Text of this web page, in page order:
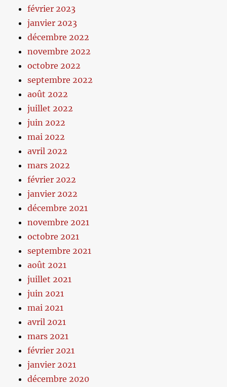
février 2023
janvier 2023
décembre 2022
novembre 2022
octobre 2022
septembre 2022
août 2022
juillet 2022
juin 2022
mai 2022
avril 2022
mars 2022
février 2022
janvier 2022
décembre 2021
novembre 2021
octobre 2021
septembre 2021
août 2021
juillet 2021
juin 2021
mai 2021
avril 2021
mars 2021
février 2021
janvier 2021
décembre 2020